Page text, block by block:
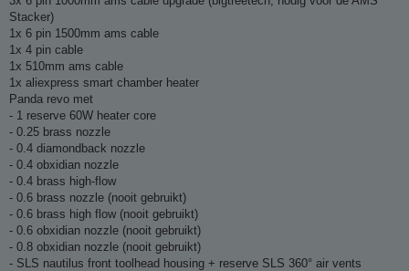
Stacker)
1x 6 pin 1500mm ams cable
1x 4 pin cable
1x 510mm ams cable
1x aliexpress smart chamber heater
Panda revo met
- 1 reserve 60W heater core
- 0.25 brass nozzle
- 0.4 diamondback nozzle
- 0.4 obxidian nozzle
- 0.4 brass high-flow
- 0.6 brass nozzle (nooit gebruikt)
- 0.6 brass high flow (nooit gebruikt)
- 0.6 obxidian nozzle (nooit gebruikt)
- 0.8 obxidian nozzle (nooit gebruikt)
- SLS nautilus front toolhead housing + reserve SLS 360° air vents